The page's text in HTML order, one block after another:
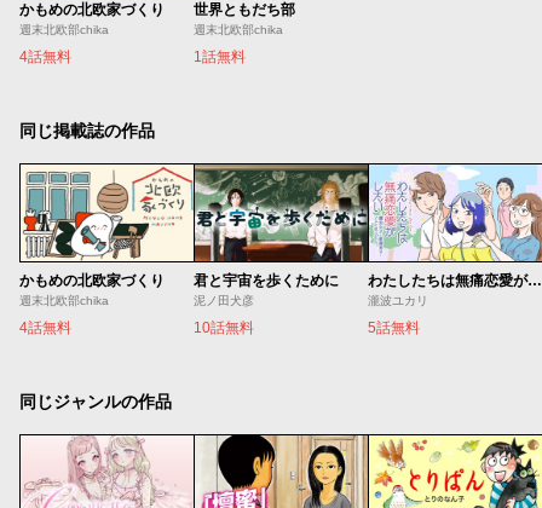
かもめの北欧家づくり
週末北欧部chika
4話無料
世界ともだち部
週末北欧部chika
1話無料
同じ掲載誌の作品
かもめの北欧家づくり
週末北欧部chika
4話無料
君と宇宙を歩くために
泥ノ田犬彦
10話無料
わたしたちは無痛恋愛がしたい 〜鍵垢女子と星屑男子とフェミおじさん〜
瀧波ユカリ
5話無料
同じジャンルの作品